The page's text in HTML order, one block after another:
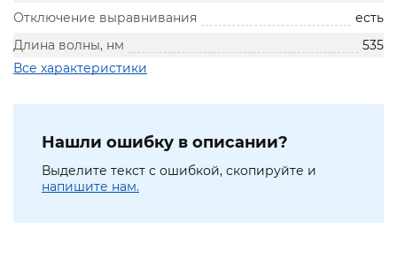
Отключение выравнивания
есть
Длина волны, нм
535
Все характеристики
Нашли ошибку в описании?
Выделите текст с ошибкой, скопируйте и
напишите нам.